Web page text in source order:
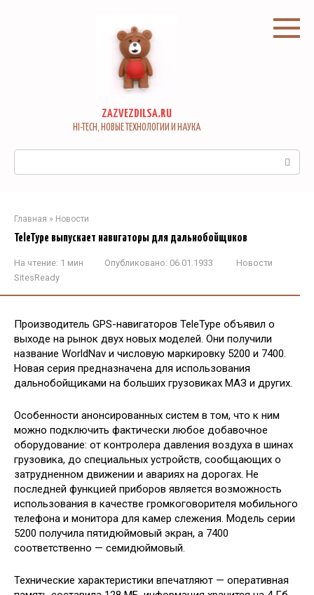
ZAZVEZDILSA.RU
HI-TECH, НОВЫЕ ТЕХНОЛОГИИ И НАУКА
Главная » Новости
TeleType выпускает навигаторы для дальнобойщиков
На чтение: 1 мин Опубликовано: 06.01.1933
Новости
SitesReady
Производитель GPS-навигаторов TeleType объявил о
выходе на рынок двух новых моделей. Они получили
название WorldNav и числовую маркировку 5200 и 7400.
Новая серия предназначена для использования
дальнобойщиками на больших грузовиках МАЗ и других.
Особенности анонсированных систем в том, что к ним
можно подключить фактически любое добавочное
оборудование: от контролера давления воздуха в шинах
грузовика, до специальных устройств, сообщающих о
затрудненном движении и авариях на дорогах. Не
последней функцией приборов является возможность
использования в качестве громкоговорителя мобильного
телефона и монитора для камер слежения. Модель серии
5200 получила пятидюймовый экран, а 7400
соответственно — семидюймовый.
Технические характеристики впечатляют — оперативная